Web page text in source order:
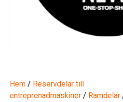
Hem / Reservdelar till
entreprenadmaskiner / Ramdelar